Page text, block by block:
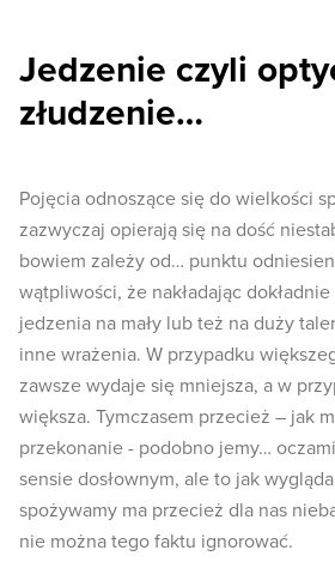
Jedzenie czyli
złudzenie…
Pojęcia odnoszące się do wielkości
zazwyczaj opierają się na dość
bowiem zależy od… punktu
wątpliwości, że nakładając
jedzenia na mały lub też na duży
inne wrażenia. W przypadku
zawsze wydaje się mniejsza, a w
większa. Tymczasem przecież – jak
przekonanie - podobno jemy…
sensie dosłownym, ale to jak
spożywamy ma przecież dla nas
nie można tego faktu ignorować.